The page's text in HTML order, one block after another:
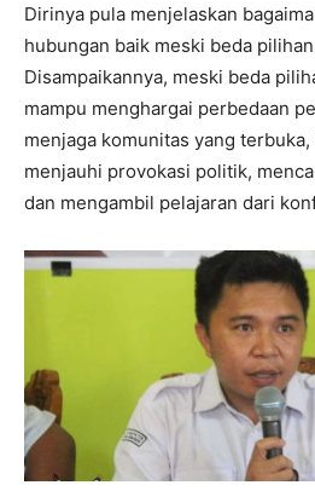
Dirinya pula menjelaskan
hubungan baik meski beda
Disampaikannya, meski beda
mampu menghargai perbedaan
menjaga komunitas yang
menjauhi provokasi politik,
dan mengambil pelajaran dari